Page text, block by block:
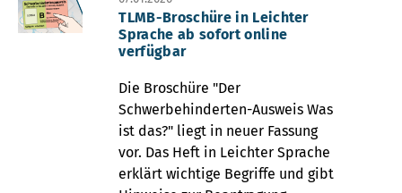
TLMB-Broschüre in Leichter
Sprache ab sofort online
verfügbar
Die Broschüre "Der
Schwerbehinderten-Ausweis Was
ist das?" liegt in neuer Fassung
vor. Das Heft in Leichter Sprache
erklärt wichtige Begriffe und gibt